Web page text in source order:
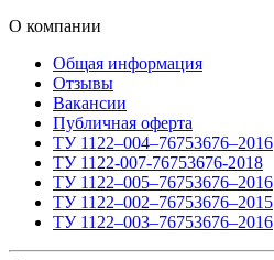
О компании
Общая информация
Отзывы
Вакансии
Публичная оферта
ТУ 1122–004–76753676–2016
ТУ 1122-007-76753676-2018
ТУ 1122–005–76753676–2016
ТУ 1122–002–76753676–2015
ТУ 1122–003–76753676–2016